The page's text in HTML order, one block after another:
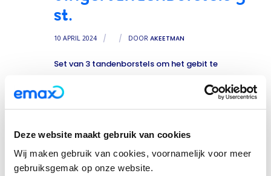
Deze website maakt gebruik van cookies
Wij maken gebruik van cookies, voornamelijk voor meer
gebruiksgemak op onze website.
ST.
10 APRIL 2024 / / DOOR AKEETMAN
Set van 3 tandenborstels om het gebit te
8
TANDPLAKPOEDER
10 APRIL 2024 / / DOORAKEETMAN